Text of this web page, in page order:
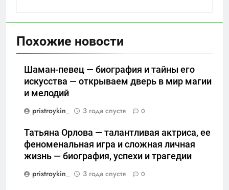
Похожие новости
Шаман-певец — биография и тайны его
искусства — открываем дверь в мир магии
и мелодий
pristroykin_
3 года спустя 0
Татьяна Орлова — талантливая актриса, ее
феноменальная игра и сложная личная
жизнь — биография, успехи и трагедии
pristroykin_
3 года спустя 0